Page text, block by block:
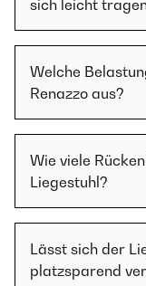
sich leicht
Welche
Renazzo aus?
Wie viele
Liegestuhl?
Lässt sich der
platzsparend